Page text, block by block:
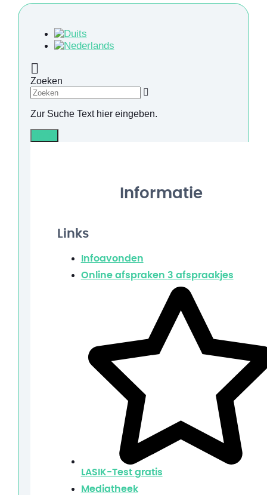
Zoeken
Zur Suche Text hier eingeben.
Informatie
Links
Infoavonden
Online afspraken 3 afspraakjes
LASIK-Test gratis
Mediatheek